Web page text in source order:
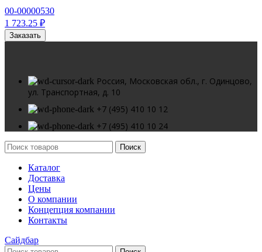
00-00000530
1 723.25 ₽
Заказать
Россия, Московская обл., г. Одинцово,
ул. Транспортная, д. 10
+7 (495) 410 10 12
+7 (495) 410 10 24
Поиск
Каталог
Доставка
Цены
О компании
Концепция компании
Контакты
Сайдбар